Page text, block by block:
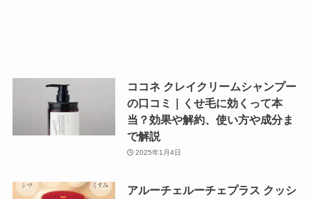
ココネ クレイクリームシャンプー
の口コミ｜くせ毛に効くって本
当？効果や解約、使い方や成分ま
で解説
2025年1月4日
アルーチェルーチェプラス クッシ